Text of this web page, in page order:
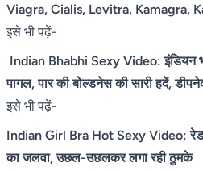
Viagra, Cialis, Levitra, Kamagra,
इसे भी पढ़ें-
Indian Bhabhi Sexy Video: इंडियन
पागल, पार की बोल्डनेस की सारी हदें,
इसे भी पढ़ें-
Indian Girl Bra Hot Sexy Video: रेड
का जलवा, उछल-उछलकर लगा रही ठुमके